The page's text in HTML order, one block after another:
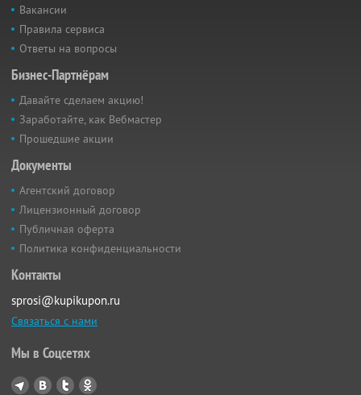
Вакансии
Правила сервиса
Ответы на вопросы
Бизнес-Партнёрам
Давайте сделаем акцию!
Заработайте, как Вебмастер
Прошедшие акции
Документы
Агентский договор
Лицензионный договор
Публичная оферта
Политика конфиденциальности
Контакты
sprosi@kupikupon.ru
Связаться с нами
Мы в Соцсетях